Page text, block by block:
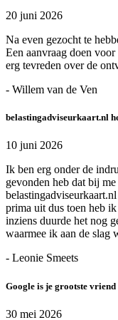
20 juni 2026
Na even gezocht te
Een aanvraag doen
erg tevreden over de
- Willem van de Ven
belastingadviseurkaart.nl
10 juni 2026
Ik ben erg onder de
gevonden heb dat bij
prima uit dus toen heb
inziens duurde het nog
waarmee ik aan de slag
- Leonie Smeets
Google is je grootste vriend
30 mei 2026